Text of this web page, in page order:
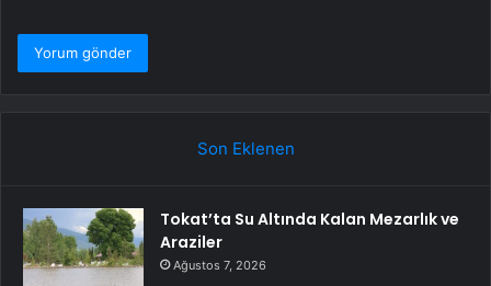
Son Eklenen
Tokat’ta Su Altında Kalan Mezarlık ve
Araziler
Ağustos 7, 2026